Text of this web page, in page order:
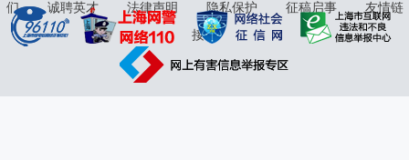
们
诚聘英才 法律声明 隐私保护 征稿启事
友情链
接